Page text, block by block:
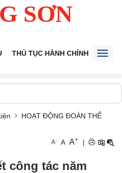
SƠN
THỦ TỤC HÀNH CHÍNH TIẾP
HOẠT ĐỘNG ĐOÀN THỂ
A- A A+ |
công tác năm